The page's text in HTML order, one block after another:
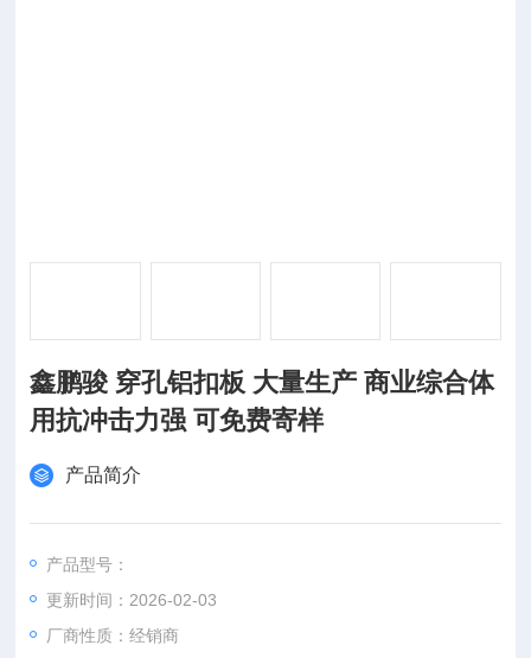
鑫鹏骏 穿孔铝扣板 大量生产 商业综合体
用抗冲击力强 可免费寄样
产品简介
产品型号：
更新时间：2026-02-03
厂商性质：经销商